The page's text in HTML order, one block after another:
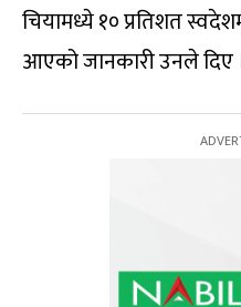
चियामध्ये १० प्रतिशत
आएको जानकारी उनले दिए